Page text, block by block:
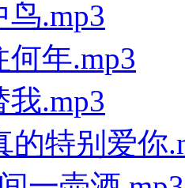
.mp3
年.mp3
.mp3
的特别爱你